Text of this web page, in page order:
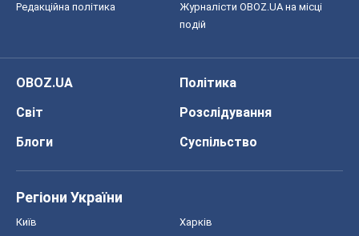
Редакційна політика
Журналісти OBOZ.UA на місці
подій
OBOZ.UA
Політика
Світ
Розслідування
Блоги
Суспільство
Регіони України
Київ Харків